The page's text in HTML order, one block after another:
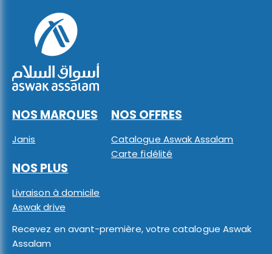
NOS MARQUES
Janis
NOS OFFRES
Catalogue Aswak Assalam
Carte fidélité
NOS PLUS
Livraison à domicile
Aswak drive
Recevez en avant-première, votre catalogue Aswak
Assalam